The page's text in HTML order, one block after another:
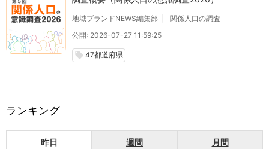
地域ブランドNEWS編集部
関係人口の調査
公開: 2026-07-27 11:59:25
local_offer 47都道府県
ランキング
昨日 週間 月間